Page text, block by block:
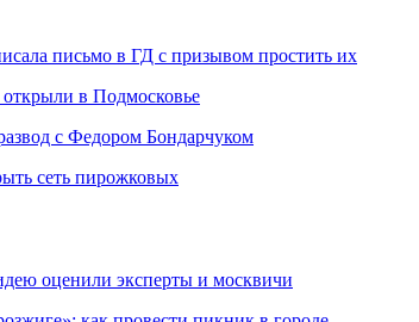
письмо в ГД с призывом простить их
открыли в Подмосковье
с Федором Бондарчуком
сеть пирожковых
оценили эксперты и москвичи